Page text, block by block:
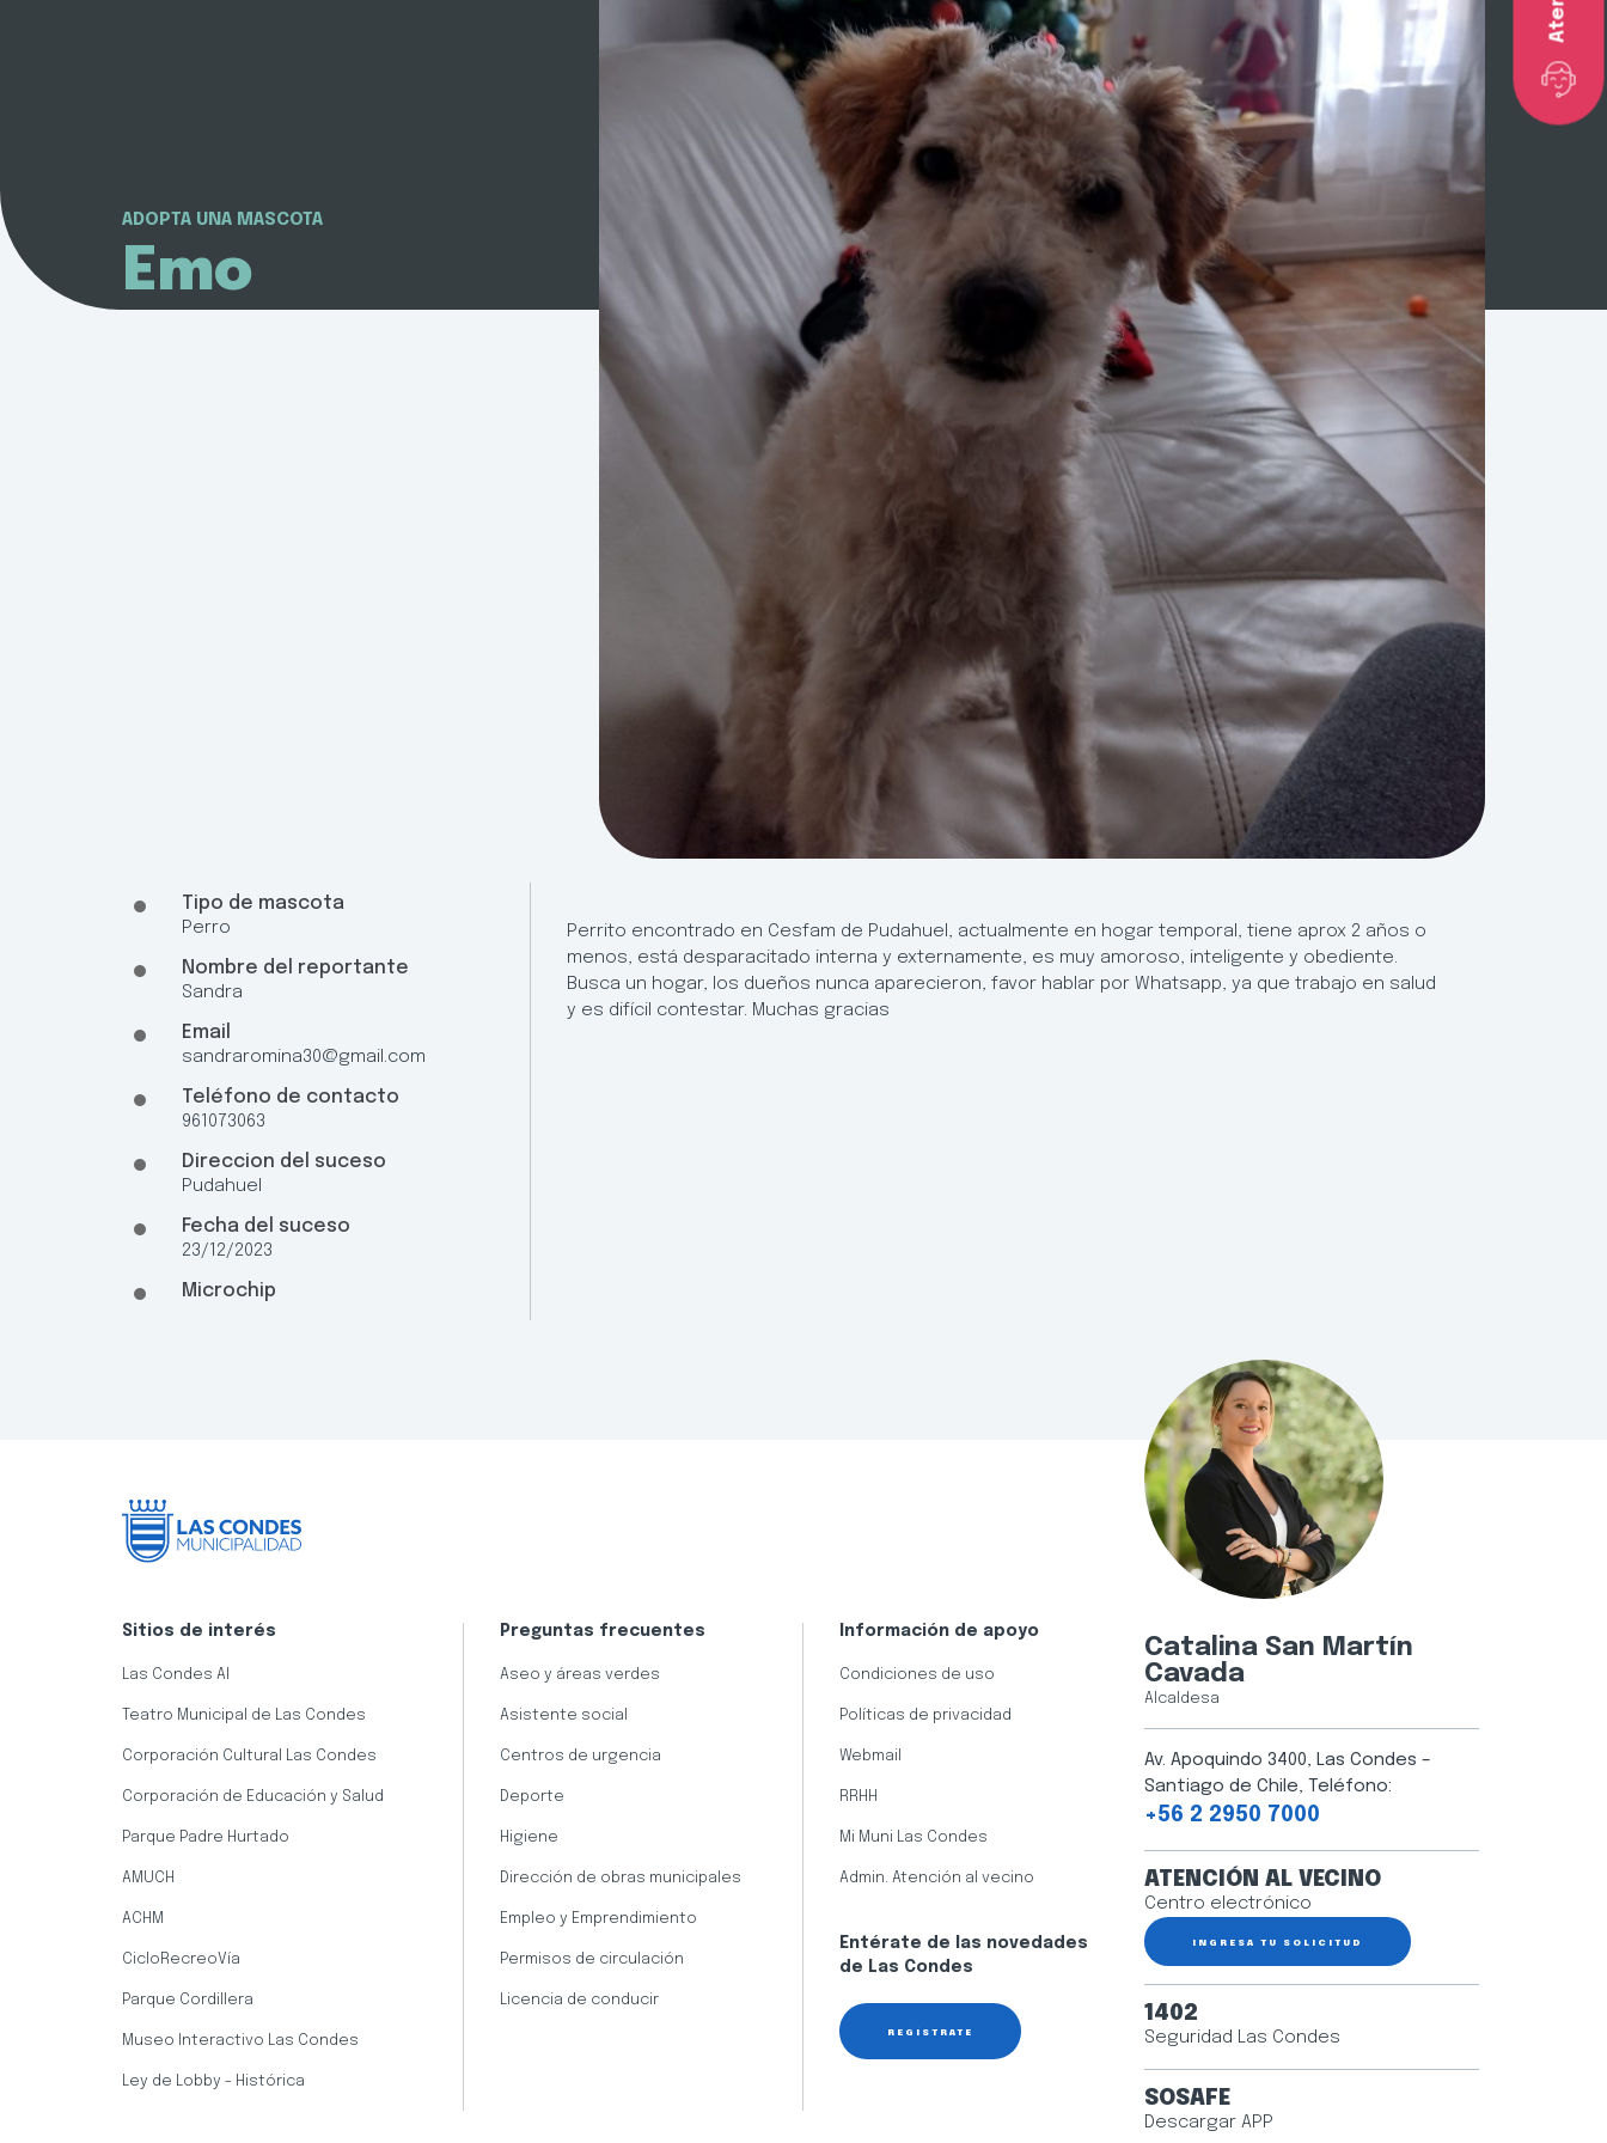
ADOPTA UNA MASCOTA
Emo
Tipo de mascota
Perro
Nombre del reportante
Sandra
Email
sandraromina30@gmail.com
Teléfono de contacto
961073063
Direccion del suceso
Pudahuel
Fecha del suceso
23/12/2023
Microchip
Perrito encontrado en Cesfam de Pudahuel, actualmente en hogar temporal, tiene aprox 2 años o
menos, está desparacitado interna y externamente, es muy amoroso, inteligente y obediente.
Busca un hogar, los dueños nunca aparecieron, favor hablar por Whatsapp, ya que trabajo en salud
y es difícil contestar. Muchas gracias
Sitios de interés
Las Condes AI
Teatro Municipal de Las Condes
Corporación Cultural Las Condes
Corporación de Educación y Salud
Parque Padre Hurtado
AMUCH
ACHM
CicloRecreoVía
Parque Cordillera
Museo Interactivo Las Condes
Ley de Lobby - Histórica
Preguntas frecuentes
Aseo y áreas verdes
Asistente social
Centros de urgencia
Deporte
Higiene
Dirección de obras municipales
Empleo y Emprendimiento
Permisos de circulación
Licencia de conducir
Información de apoyo
Condiciones de uso
Políticas de privacidad
Webmail
RRHH
Mi Muni Las Condes
Admin. Atención al vecino
Entérate de las novedades
de Las Condes
REGÍSTRATE
Catalina San Martín
Cavada
Alcaldesa
Av. Apoquindo 3400, Las Condes –
Santiago de Chile, Teléfono:
+56 2 2950 7000
ATENCIÓN AL VECINO
Centro electrónico
INGRESA TU SOLICITUD
1402
Seguridad Las Condes
SOSAFE
Descargar APP